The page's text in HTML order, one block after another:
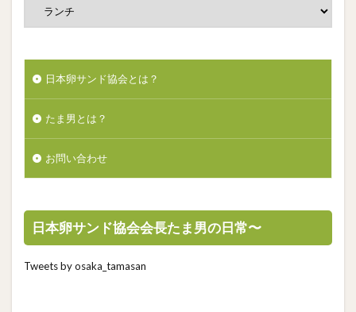
日本卵サンド協会とは？
たま男とは？
お問い合わせ
日本卵サンド協会会長たま男の日常〜
Tweets by osaka_tamasan